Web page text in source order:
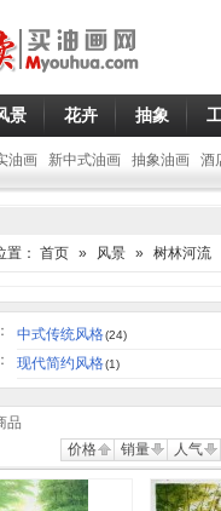
景 花卉 抽象
油画 新中式油画 抽象油画 酒
置： 首页 » 风景 » 树林河流
中式传统风格(24)
现代简约风格(1)
品
价格
销量 人气